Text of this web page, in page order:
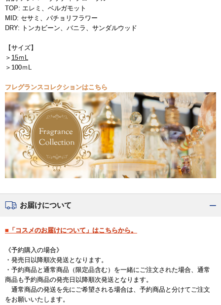
TOP: エレミ、ベルガモット
MID: セサミ、パチョリフラワー
DRY: トンカビーン、バニラ、サンダルウッド
【サイズ】
＞ 15ｍL
＞100ｍL
フレグランスコレクションはこちら
お届けについて
■「コスメのお届けについて」はこちらから。
《予約購入の場合》
・発売日以降順次発送となります。
・予約商品と通常商品（限定品含む）を一緒にご注文された場合、通常
商品も予約商品の発売日以降順次発送となります。
通常商品の発送を先にご希望される場合は、予約商品と分けてご注文
をお願いいたします。